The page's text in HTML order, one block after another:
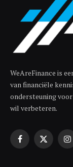
WeAreFinance is
van financiële
ondersteuning
wil verbeteren.
Facebook
X